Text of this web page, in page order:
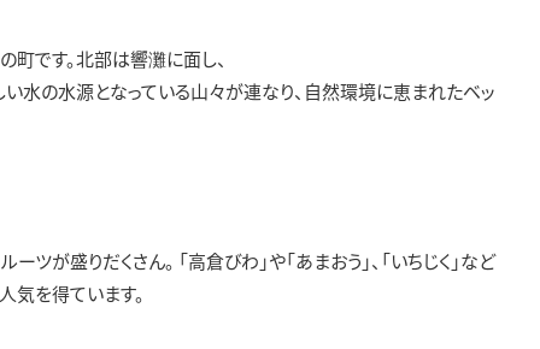
です。北部は響灘に面し、
水の水源となっている山々が連なり、自然環境に恵まれたベッ
が盛りだくさん。 「高倉びわ」や「あまおう」、「いちじく」など
気を得ています。